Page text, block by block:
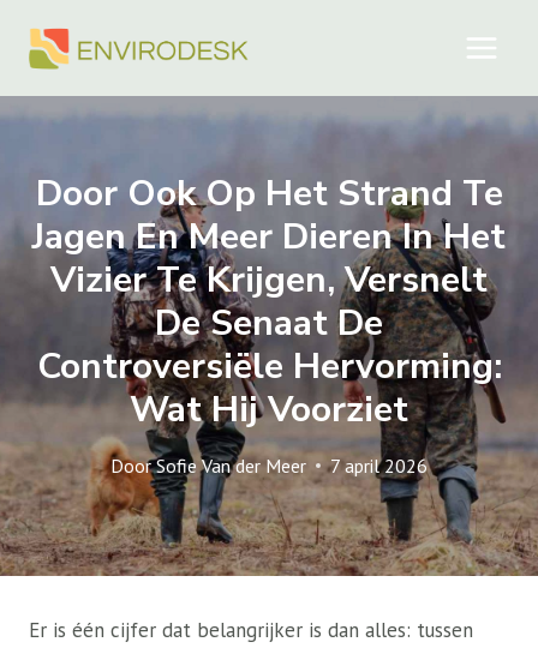
naar
Door Ook Op Het Strand Te
Jagen En Meer Dieren In Het
Vizier Te Krijgen, Versnelt
De Senaat De
Controversiële Hervorming:
Wat Hij Voorziet
DoorSofie Van der Meer 7 april 2026
Er is één cijfer dat belangrijker is dan alles: tussen